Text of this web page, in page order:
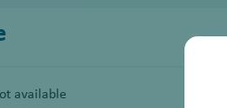
available